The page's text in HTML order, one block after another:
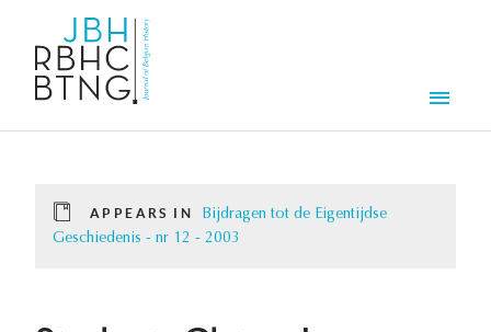
APPEARS IN
Bijdragen tot de Eigentijdse
Geschiedenis - nr 12 - 2003